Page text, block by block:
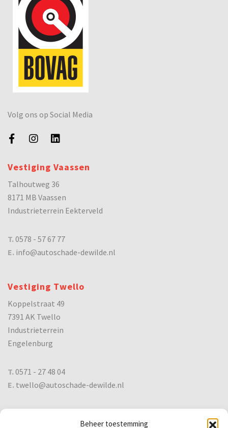
Beheer toestemming
Volg ons op Social Media
Vestiging Vaassen
Talhoutweg 36
8171 MB Vaassen
Industrieterrein Eekterveld
T. 0578 - 57 67 77
E. info@autoschade-dewilde.nl
Vestiging Twello
Koppelstraat 49
7391 AK Twello
Industrieterrein
Engelenburg
T. 0571 - 27 48 04
E. twello@autoschade-dewilde.nl